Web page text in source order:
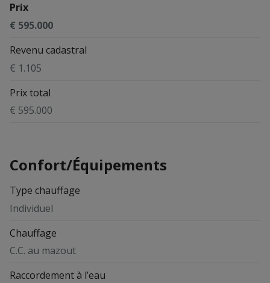
Prix
€ 595.000
Revenu cadastral
€ 1.105
Prix total
€ 595.000
Confort/Équipements
Type chauffage
Individuel
Chauffage
C.C. au mazout
Raccordement à l’eau